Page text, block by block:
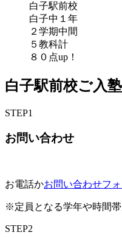
白子駅前校
白子中１年
２学期中間
５教科計
８０点up！
白子駅前校ご入
STEP1
お問い合わせ
お電話かお問い合わせフ
※定員となる学年や時間
STEP2